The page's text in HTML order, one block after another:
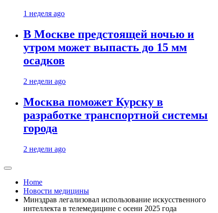
1 неделя ago
В Москве предстоящей ночью и
утром может выпасть до 15 мм
осадков
2 недели ago
Москва поможет Курску в
разработке транспортной системы
города
2 недели ago
Home
Новости медицины
Минздрав легализовал использование искусственного
интеллекта в телемедицине с осени 2025 года